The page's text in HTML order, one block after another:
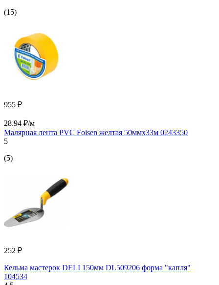
(15)
955 ₽
28.94 ₽/м
Малярная лента PVC Folsen желтая 50ммx33м 0243350
5
(5)
252 ₽
Кельма мастерок DELI 150мм DL509206 форма "капля"
104534